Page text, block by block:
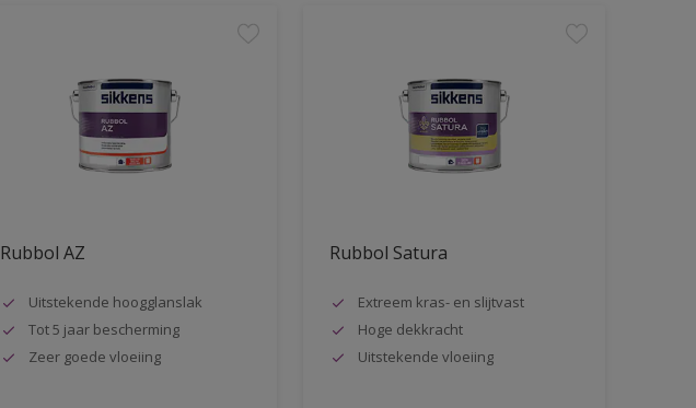
Rubbol AZ
Uitstekende hoogglanslak
Tot 5 jaar bescherming
Zeer goede vloeiing
Rubbol Satura
Extreem kras- en slijtvast
Hoge dekkracht
Uitstekende vloeiing